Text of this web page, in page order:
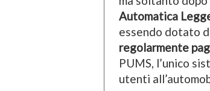
Automatica
essendo dotato
regolarmente
PUMS, l’unico
utenti